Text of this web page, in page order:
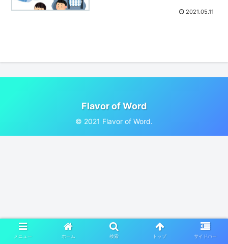
2021.05.11
Flavor of Word
© 2021 Flavor of Word.
メニュー ホーム 検索 トップ サイドバー